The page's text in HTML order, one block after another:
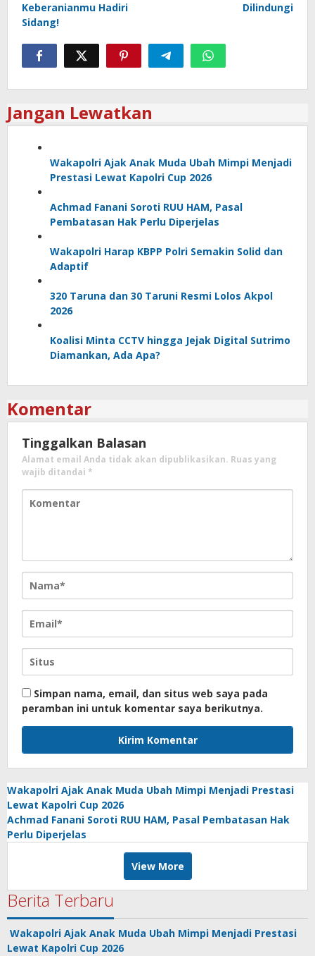
Keberanianmu Hadiri
Sidang!
Dilindungi
Jangan Lewatkan
Wakapolri Ajak Anak Muda Ubah Mimpi Menjadi
Prestasi Lewat Kapolri Cup 2026
Achmad Fanani Soroti RUU HAM, Pasal
Pembatasan Hak Perlu Diperjelas
Wakapolri Harap KBPP Polri Semakin Solid dan
Adaptif
320 Taruna dan 30 Taruni Resmi Lolos Akpol
2026
Koalisi Minta CCTV hingga Jejak Digital Sutrimo
Diamankan, Ada Apa?
Komentar
Tinggalkan Balasan
Alamat email Anda tidak akan dipublikasikan. Ruas yang
wajib ditandai *
Simpan nama, email, dan situs web saya pada
peramban ini untuk komentar saya berikutnya.
Wakapolri Ajak Anak Muda Ubah Mimpi Menjadi Prestasi
Lewat Kapolri Cup 2026
Achmad Fanani Soroti RUU HAM, Pasal Pembatasan Hak
Perlu Diperjelas
View More
Berita Terbaru
Wakapolri Ajak Anak Muda Ubah Mimpi Menjadi Prestasi
Lewat Kapolri Cup 2026